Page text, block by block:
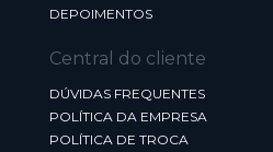
DEPOIMENTOS
Central do cliente
DÚVIDAS FREQUENTES
POLÍTICA DA EMPRESA
POLÍTICA DE TROCA